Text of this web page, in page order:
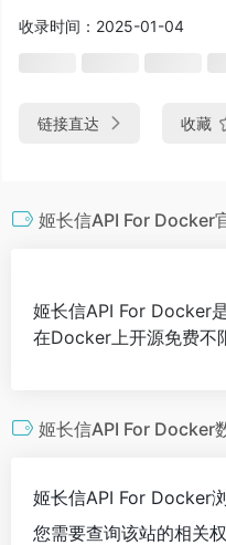
收录时间：2025-01-04
链接直达 收藏
姬长信API For Docker
姬长信API For Docker
在Docker上开源免费不
姬长信API For Docker
姬长信API For Docker
您需要查询该站的相关